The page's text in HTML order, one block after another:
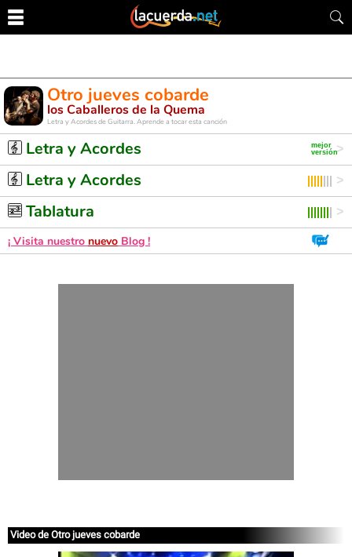
Otro jueves cobarde
los Caballeros de la Quema
Letra y Acordes de Guitarra. Aprende a tocar esta canción
Letra y Acordes
Letra y Acordes
Tablatura
¡ Visita nuestro nuevo Blog !
Video de Otro jueves cobarde